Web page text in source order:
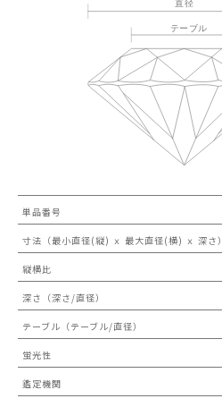
単品番号
寸法（最小直径(縦) ｘ 最大直径(横) ｘ 深さ）
縦横比
深さ（深さ/直径）
テーブル（テーブル/直径）
蛍光性
鑑定機関